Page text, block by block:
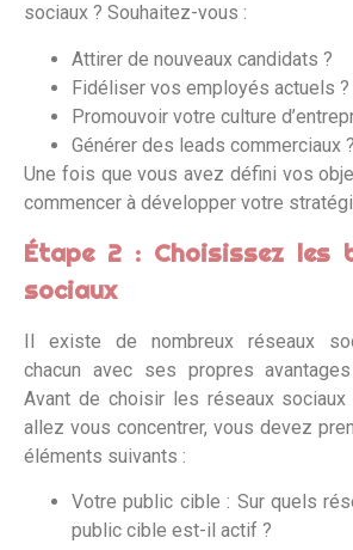
sociaux ? Souhaitez-vous :
Attirer de nouveaux candidats ?
Fidéliser vos employés actuels ?
Promouvoir votre culture
Générer des leads commerciaux ?
Une fois que vous avez défini vos
commencer à développer votre
Étape 2 : Choisissez les
sociaux
Il existe de nombreux réseaux
chacun avec ses propres
Avant de choisir les réseaux
allez vous concentrer, vous devez
éléments suivants :
Votre public cible : Sur quels
public cible est-il actif ?